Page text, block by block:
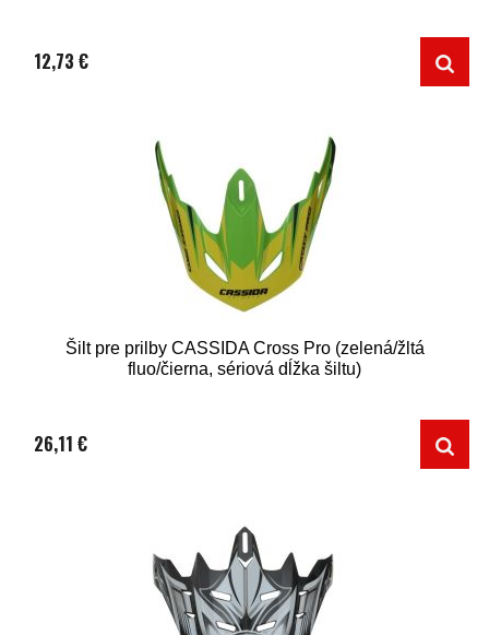
12,73 €
Šilt pre prilby CASSIDA Cross Pro (zelená/žltá
fluo/čierna, sériová dĺžka šiltu)
26,11 €